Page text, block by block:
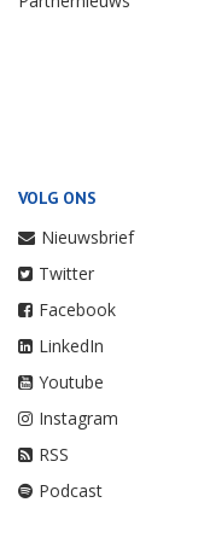
VOLG ONS
Nieuwsbrief
Twitter
Facebook
LinkedIn
Youtube
Instagram
RSS
Podcast